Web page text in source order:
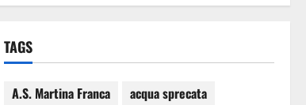
TAGS
A.S. Martina Franca
acqua sprecata